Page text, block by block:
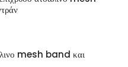
mesh band και